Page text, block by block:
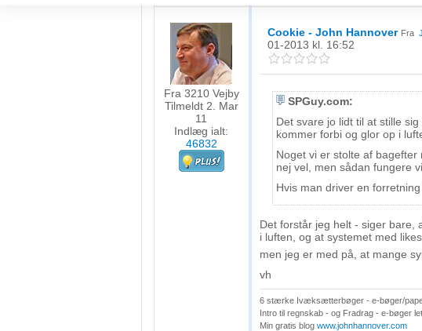
Fra 3210 Vejby
Tilmeldt 2. Mar
11
Indlæg ialt:
46832
Cookie - John Hannover Fra
01-2013 kl. 16:52
SPGuy.com:
Det svare jo lidt til at stille
kommer forbi og glor op i
Noget vi er stolte af
nej vel, men sådan fungere
Hvis man driver en
Det forstår jeg helt - siger
i luften, og at systemet med
men jeg er med på, at mange
vh
6 stærke Ivæksætterbøger - e-bøger/
Intro til regnskab - og Fradrag - e-bøger
Min gratis blog www.johnhannover.com
Bruge profiler til at vælge tilpasset indhold
Måle annonceringseffektivitet
Forstå målgrupper gennem statistikker eller kombinationer af oplysninger
Udvikle og forbedre tjenester
Bruge begrænsede oplysninger til at vælge indhold
Bruge præcise geografiske placeringsoplysninger
Identificere enheder baseret på aktivt anmodede oplysninger